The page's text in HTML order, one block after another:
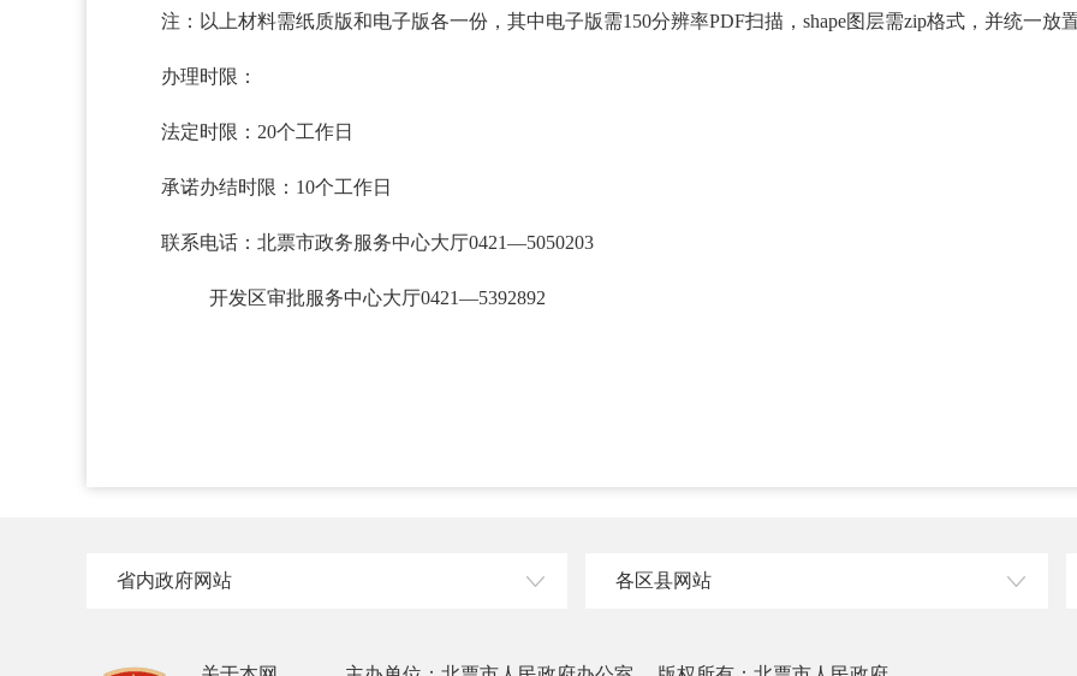
注：以上材料需纸质版和电子版各一份，其中电子版需150分辨率PDF扫描，shape图层需zip格式，并统一放
办理时限：
法定时限：20个工作日
承诺办结时限：10个工作日
联系电话：北票市政务服务中心大厅0421—5050203
开发区审批服务中心大厅0421—5392892
省内政府网站 各区县网站